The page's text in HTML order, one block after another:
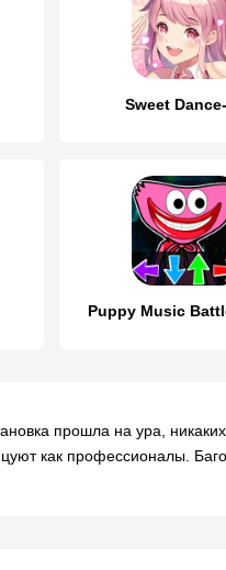
Sweet
Puppy Music
прошла на ура,
как профессионалы.